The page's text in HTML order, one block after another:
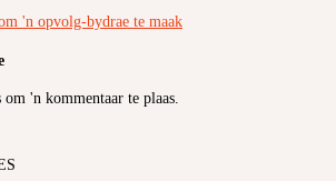
'n opvolg-bydrae te maak
om 'n kommentaar te plaas.